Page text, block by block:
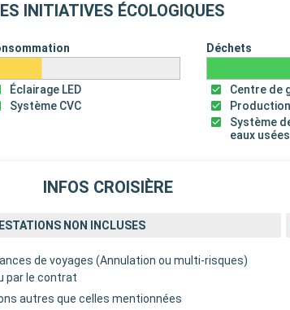
INITIATIVES ÉCOLOGIQUES
Éclairage LED
Système CVC
Déchets
Centre de
Système
eaux usées
INFOS CROISIÈRE
NON INCLUSES
de voyages (Annulation ou multi-risques)
par le contrat
autres que celles mentionnées